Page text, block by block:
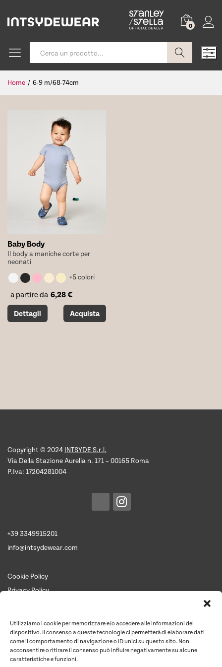
Utilizziamo i cookie per memorizzare e/o accedere alle informazioni del
dispositivo. Il consenso a queste tecnologie ci permetterà di elaborare dati
come il comportamento di navigazione o ID unici su questo sito. Non
acconsentire o ritirare il consenso può influire negativamente su alcune
caratteristiche e funzioni.
0
Cerca
Home / 6-9 m/68-74cm
Baby Body
Il body a maniche corte per
neonati
+5 colori
a partire da 6,28€
Dettagli Acquista
Questo
prodotto
prodotto
Copyright © 2024 INTSYDE S.r.l.
Via Della Stazione Aurelia n. 171 – 00165 Roma
P.Iva: 17204281004
+39 3349915201
info@intsydewear.com
Cookie Policy
Privacy Policy
Contattaci per un preventivo
Contatti